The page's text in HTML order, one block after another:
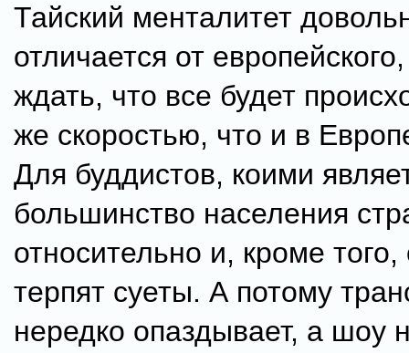
Тайский менталитет
отличается от
ждать, что все будет
же скоростью, что и в
Для буддистов, коими
большинство населения
относительно и, кроме
терпят суеты. А потому
нередко опаздывает, а шоу